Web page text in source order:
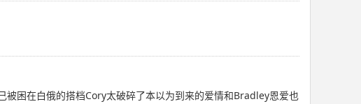
困在白俄的搭档Cory太破碎了本以为到来的爱情和Bradley恩爱也